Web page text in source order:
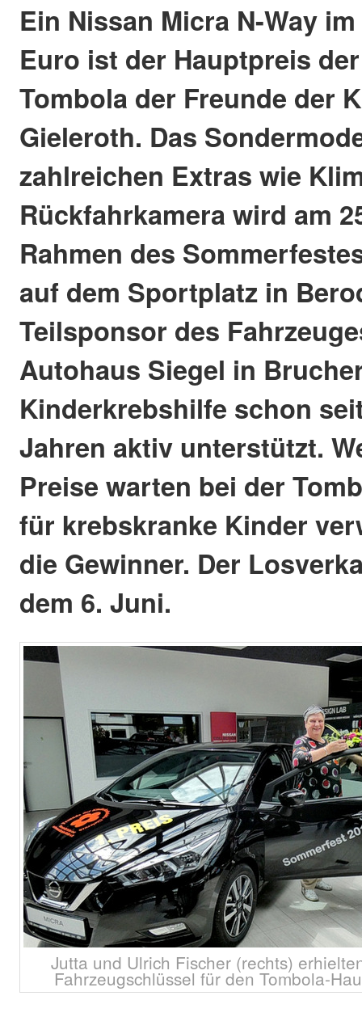
Ein Nissan Micra N-Way
Euro ist der Hauptpreis
Tombola der Freunde der
Gieleroth. Das
zahlreichen Extras wie
Rückfahrkamera wird am
Rahmen des
auf dem Sportplatz in
Teilsponsor des
Autohaus Siegel in
Kinderkrebshilfe schon
Jahren aktiv unterstützt.
Preise warten bei der
für krebskranke Kinder
die Gewinner. Der
dem 6. Juni.
Jutta und Ulrich Fischer (rechts)
Fahrzeugschlüssel für den Tombola-